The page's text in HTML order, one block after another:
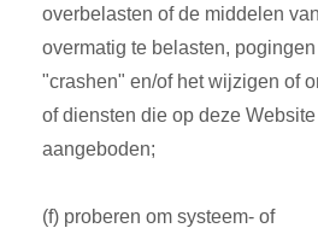
overbelasten of de middelen
overmatig te belasten,
"crashen" en/of het wijzigen of
of diensten die op deze
aangeboden;
(f) proberen om systeem- of